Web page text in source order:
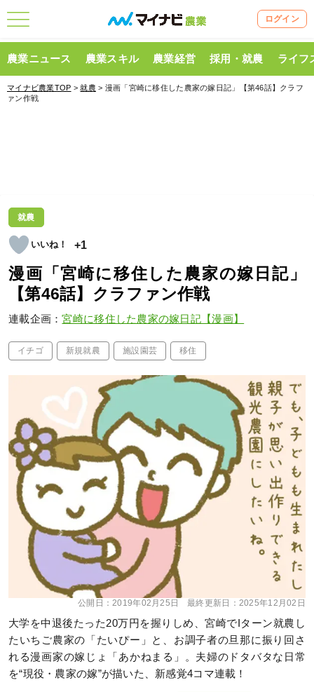
ログイン
農業ニュース 農業スキル 農業経営 採用・就農 ライフ
マイナビ農業TOP >就農 > 漫画「宮崎に移住した農家の嫁日記」【第46話】クラフ
ァン作戦
就農
+1
漫画「宮崎に移住した農家の嫁日記」
【第46話】クラファン作戦
連載企画：宮崎に移住した農家の嫁日記【漫画】
イチゴ 新規就農 施設園芸 移住
公開日：2019年02月25日 最終更新日： 2025年12月02日
大学を中退後たった20万円を握りしめ、宮崎でIターン就農し
たいちご農家の「たいぴー」と、お調子者の旦那に振り回さ
れる漫画家の嫁じょ「あかねまる」。夫婦のドタバタな日常
を“現役・農家の嫁”が描いた、新感覚4コマ連載！